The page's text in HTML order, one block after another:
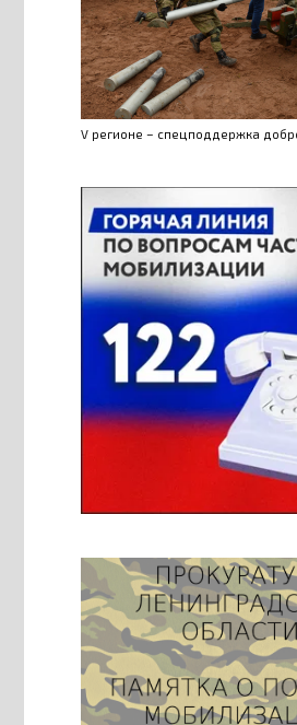
V регионе – спецподдержка